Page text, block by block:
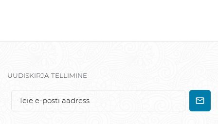
UUDISKIRJA TELLIMINE